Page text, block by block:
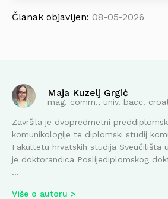
Članak objavljen: 08-05-2026
Maja Kuzelj Grgić
mag. comm., univ. bacc.
Završila je dvopredmetni
komunikologije te diplomski studij
Fakultetu hrvatskih studija Sveučilišta
je doktorandica Poslijediplomskog
...
Više o autoru